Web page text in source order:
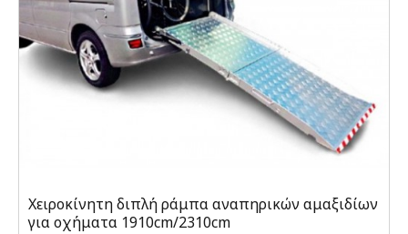
Χειροκίνητη διπλή ράμπα αναπηρικών αμαξιδίων
για οχήματα 1910cm/2310cm